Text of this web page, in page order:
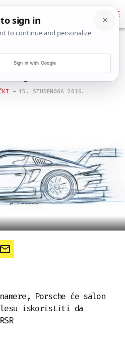
novi 911 RSR s
15. STUDENOGA 2016.
Porsche će salon
iskoristiti da
Sign in with Google